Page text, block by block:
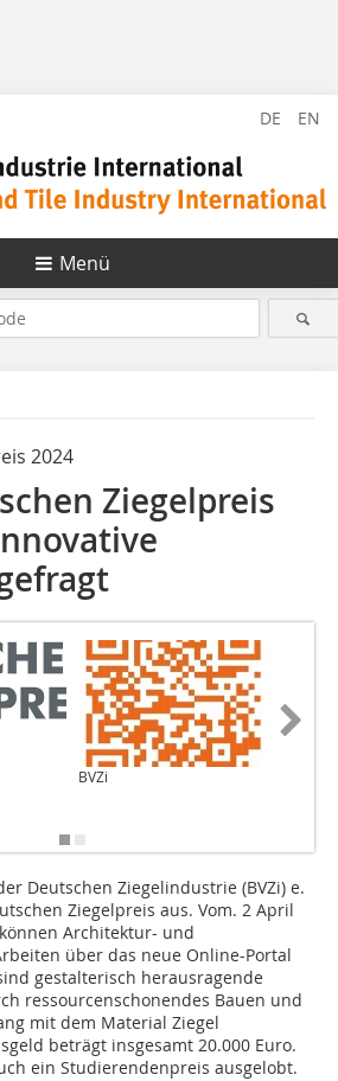
DE EN
Menü
2024
Ziegelpreis
BVZi
Deutschen Ziegelindustrie (BVZi) e.
Ziegelpreis aus. Vom. 2 April
Architektur- und
über das neue Online-Portal
gestalterisch herausragende
ressourcenschonendes Bauen und
mit dem Material Ziegel
beträgt insgesamt 20.000 Euro.
ein Studierendenpreis ausgelobt.